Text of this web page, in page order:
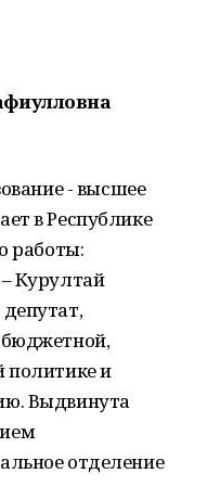
- высшее
в Республике
работы:
Курултай
бюджетной,
политике и
Выдвинута
отделение